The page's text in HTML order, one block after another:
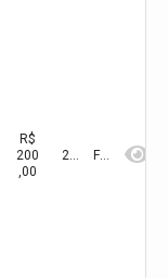
R$
200
,00
2026 Fevereiro